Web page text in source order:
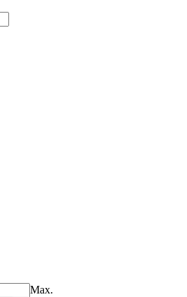
Max.